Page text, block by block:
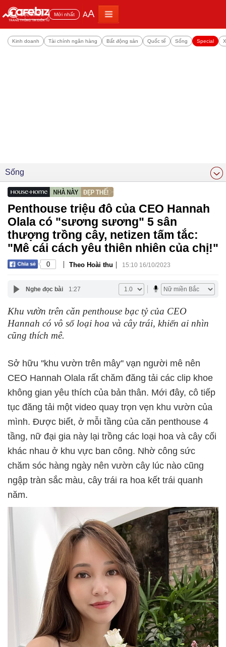
Đọc nhiều Mới nhất AA
Kinh doanh Tài chính ngân hàng Bất động sản Quốc tế Sống Special
Sống
Penthouse triệu đô của CEO Hannah
Olala có "sương sương" 5 sân
thượng trồng cây, netizen tấm tắc:
"Mê cái cách yêu thiên nhiên của chị!"
0 | Theo Hoài thu | 15:10 16/10/2023
Nghe đọc bài 1:27
Khu vườn trên căn penthouse bạc tỷ của CEO
Hannah có vô số loại hoa và cây trái, khiến ai nhìn
cũng thích mê.
Sở hữu ''khu vườn trên mây'' vạn người mê nên
CEO Hannah Olala rất chăm đăng tải các clip khoe
không gian yêu thích của bản thân. Mới đây, cô tiếp
tục đăng tải một video quay trọn vẹn khu vườn của
mình. Được biết, ở mỗi tầng của căn penthouse 4
tầng, nữ đại gia này lại trồng các loại hoa và cây cối
khác nhau ở khu vực ban công. Nhờ công sức
chăm sóc hàng ngày nên vườn cây lúc nào cũng
ngập tràn sắc màu, cây trái ra hoa kết trái quanh
năm.